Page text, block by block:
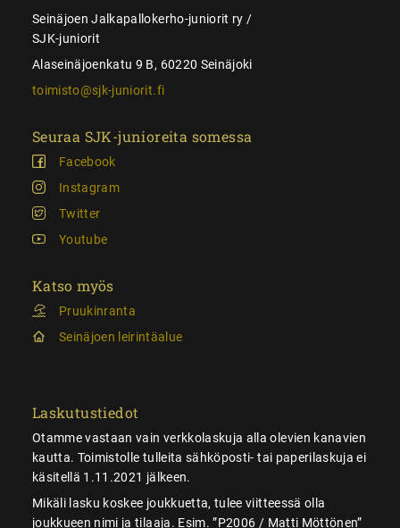
Seinäjoen Jalkapallokerho-juniorit ry /
SJK-juniorit
Alaseinäjoenkatu 9 B, 60220 Seinäjoki
toimisto@sjk-juniorit.fi
Seuraa SJK-junioreita somessa
Facebook
Instagram
Twitter
Youtube
Katso myös
Pruukinranta
Seinäjoen leirintäalue
Laskutustiedot
Otamme vastaan vain verkkolaskuja alla olevien kanavien
kautta. Toimistolle tulleita sähköposti- tai paperilaskuja ei
käsitellä 1.11.2021 jälkeen.
Mikäli lasku koskee joukkuetta, tulee viitteessä olla
joukkueen nimi ja tilaaja. Esim. ”P2006 / Matti Möttönen”